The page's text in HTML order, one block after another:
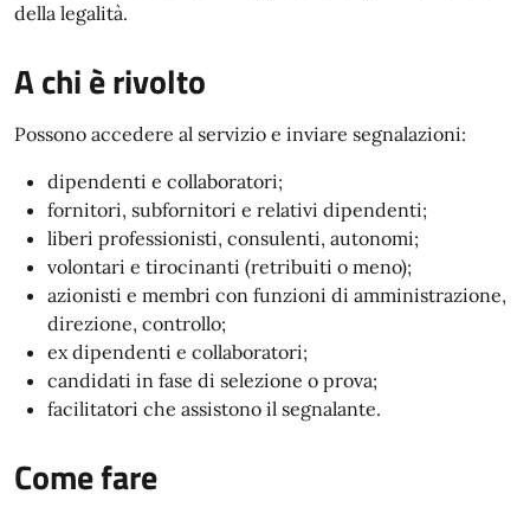
della legalità.
A chi è rivolto
Possono accedere al servizio e inviare segnalazioni:
dipendenti e collaboratori;
fornitori, subfornitori e relativi dipendenti;
liberi professionisti, consulenti, autonomi;
volontari e tirocinanti (retribuiti o meno);
azionisti e membri con funzioni di amministrazione,
direzione, controllo;
ex dipendenti e collaboratori;
candidati in fase di selezione o prova;
facilitatori che assistono il segnalante.
Come fare